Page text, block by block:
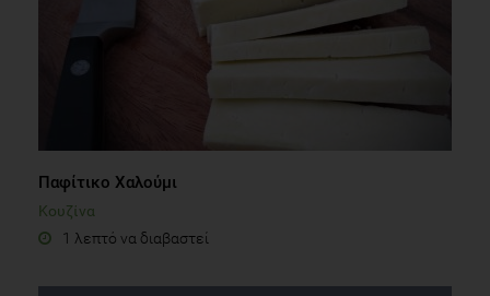
Παφίτικο Χαλούμι
Κουζίνα
1 λεπτό να διαβαστεί